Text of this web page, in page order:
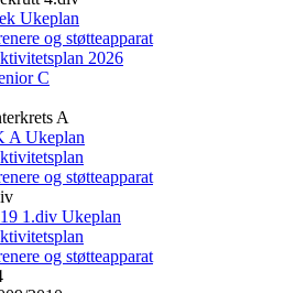
Ukeplan
og støtteapparat
2026
C
A
A Ukeplan
og støtteapparat
1.div Ukeplan
og støtteapparat